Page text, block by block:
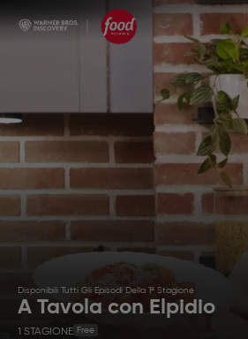
Disponibili Tutti Gli Episodi Della 1ª Stagione
A Tavola con Elpidio
1 STAGIONE Free